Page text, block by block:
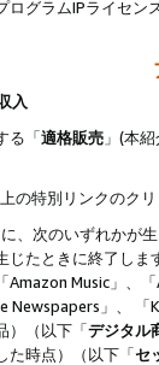
ログラムIPライセ
入
る「適格販売 」(本
の特別リンクのク
、次のいずれかが
じたときに終了し
Amazon Music」、
Newspapers」、
）（以下「デジタル
た時点）（以下「セ